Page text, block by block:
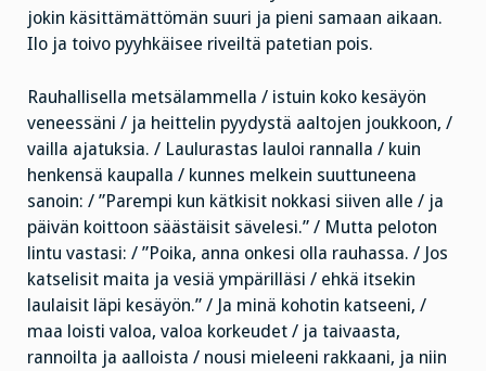
jokin käsittämättömän suuri ja pieni samaan aikaan.
Ilo ja toivo pyyhkäisee riveiltä patetian pois.
Rauhallisella metsälammella / istuin koko kesäyön
veneessäni / ja heittelin pyydystä aaltojen joukkoon, /
vailla ajatuksia. / Laulurastas lauloi rannalla / kuin
henkensä kaupalla / kunnes melkein suuttuneena
sanoin: / ”Parempi kun kätkisit nokkasi siiven alle / ja
päivän koittoon säästäisit sävelesi.” / Mutta peloton
lintu vastasi: / ”Poika, anna onkesi olla rauhassa. / Jos
katselisit maita ja vesiä ympärilläsi / ehkä itsekin
laulaisit läpi kesäyön.” / Ja minä kohotin katseeni, /
maa loisti valoa, valoa korkeudet / ja taivaasta,
rannoilta ja aalloista / nousi mieleeni rakkaani, ja niin